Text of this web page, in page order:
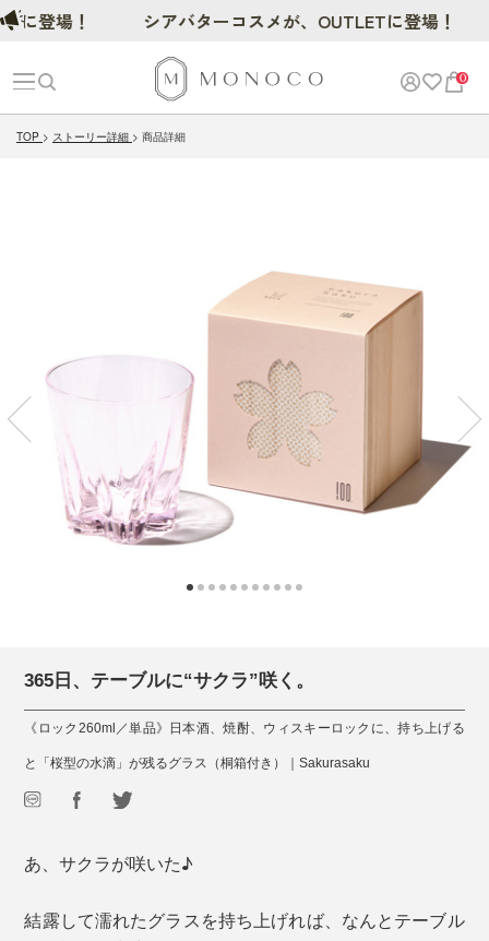
0
TOP ストーリー詳細 商品詳細
365日、テーブルに“サクラ”咲く。
《ロック260ml／単品》日本酒、焼酎、ウィスキーロックに、持ち上げる
と「桜型の水滴」が残るグラス（桐箱付き）｜Sakurasaku
あ、サクラが咲いた♪
結露して濡れたグラスを持ち上げれば、なんとテーブル
場！ シアバターコスメが、OUTLETに登場！